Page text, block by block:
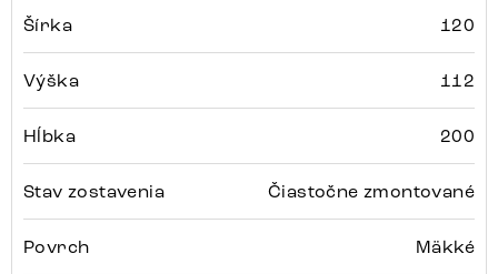
Šírka 120
Výška 112
Hĺbka 200
Stav zostavenia Čiastočne zmontované
Povrch Mäkké